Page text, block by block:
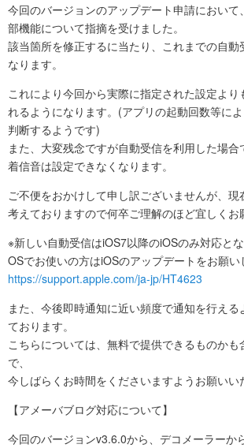
今回のバージョンのアップデート申請におい
部機能について指摘を受けました。
該当箇所を修正するに当たり、これまでの自動
なります。
これにより今回から実際に指定された設定より
れるようになります。(アプリの起動回数等に
判断するようです)
また、大変残念ですが自動受信を利用した場
着信音は設定できなくなります。
ご不便をおかけして申し訳ございませんが、現
考えておりますので何卒ご理解のほど宜しくお
※新しい自動受信はiOS7以降のiOSのみ対応と
OSでお使いの方はiOSのアップデートをお願い
https://support.apple.com/ja-jp/HT4623
また、今後即時通知に近い頻度で通知を行える
ております。
こちらについては、無料で提供できるものか
で、
今しばらくお時間をくださいますようお願いい
【アメーバブログ対応について】
今回のバージョンv3.6.0から、デコメーラーか